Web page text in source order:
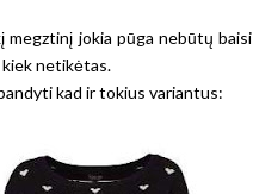
jokia pūga nebūtų
kiek netikėtas.
kad ir tokius variantus: